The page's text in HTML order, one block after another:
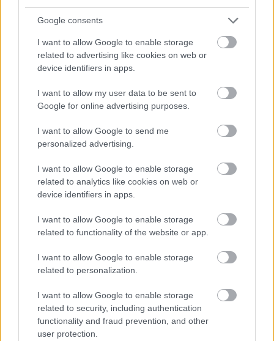
Google consents
I want to allow Google to enable storage
related to advertising like cookies on web or
device identifiers in apps.
I want to allow my user data to be sent to
Google for online advertising purposes.
I want to allow Google to send me
personalized advertising.
I want to allow Google to enable storage
related to analytics like cookies on web or
device identifiers in apps.
I want to allow Google to enable storage
related to functionality of the website or app.
I want to allow Google to enable storage
related to personalization.
I want to allow Google to enable storage
related to security, including authentication
functionality and fraud prevention, and other
user protection.
Megvan, mikor kezdődik az F1-es Bahreini Nagydíj
Malajziában
Ilyen lehet a jövő F1-es szabályrendszere Domenicali